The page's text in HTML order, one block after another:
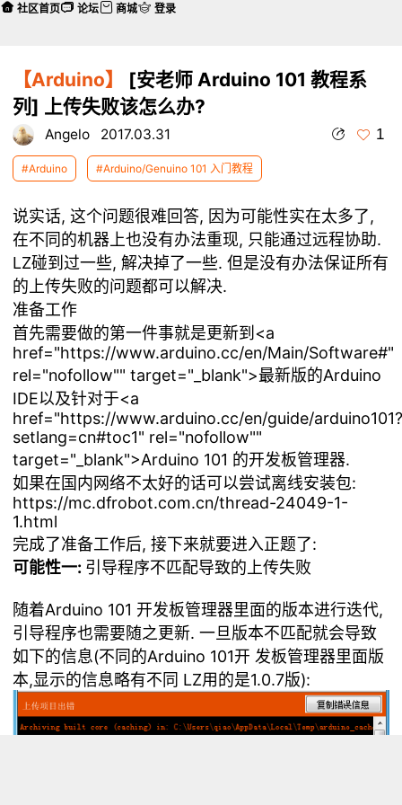
【Arduino】
[安老师 Arduino 101 教程系
列] 上传失败该怎么办?
Angelo 2017.03.31 1
#Arduino #Arduino/Genuino 101 入门教程
说实话, 这个问题很难回答, 因为可能性实在太多了,
在不同的机器上也没有办法重现, 只能通过远程协助.
LZ碰到过一些, 解决掉了一些. 但是没有办法保证所有
的上传失败的问题都可以解决.
准备工作
首先需要做的第一件事就是更新到<a
href="https://www.arduino.cc/en/Main/Software#"
rel="nofollow"" target="_blank">最新版的Arduino
IDE以及针对于<a
href="https://www.arduino.cc/en/guide/
setlang=cn#toc1" rel="nofollow""
target="_blank">Arduino 101 的开发板管理器.
如果在国内网络不太好的话可以尝试离线安装包:
https://mc.dfrobot.com.cn/thread-24049-1-
1.html
完成了准备工作后, 接下来就要进入正题了:
可能性一: 引导程序不匹配导致的上传失败
随着Arduino 101 开发板管理器里面的版本进行迭代,
引导程序也需要随之更新. 一旦版本不匹配就会导致
如下的信息(不同的Arduino 101开 发板管理器里面版
本,显示的信息略有不同 LZ用的是1.0.7版):
社区首页 论坛 商城 登录